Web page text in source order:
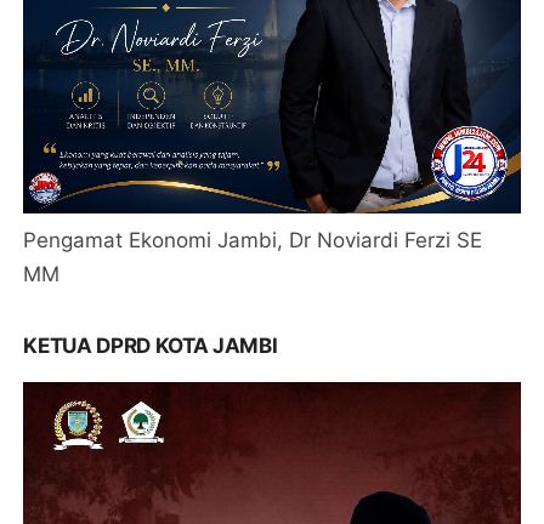
Pengamat Ekonomi Jambi, Dr Noviardi Ferzi SE
MM
KETUA DPRD KOTA JAMBI